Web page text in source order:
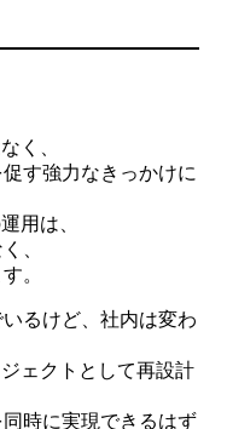
く、
す強力なきっかけに
用は、
、
。
るけど、社内は変わ
ェクトとして再設計
時に実現できるはず